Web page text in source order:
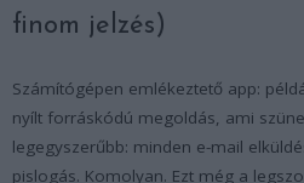
finom jelzés)
Számítógépen emlékeztető app:
nyílt forráskódú megoldás, ami
legegyszerűbb: minden e-mail
pislogás. Komolyan. Ezt még a